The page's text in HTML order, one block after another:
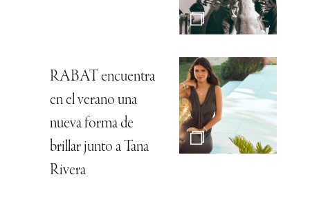
RABAT encuentra
en el verano una
nueva forma de
brillar junto a Tana
Rivera